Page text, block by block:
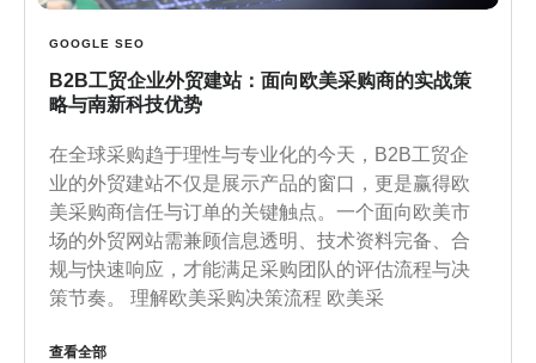
GOOGLE SEO
B2B工贸企业外贸建站：面向欧美采购商的实战策
略与南新科技优势
在全球采购趋于理性与专业化的今天，B2B工贸企
业的外贸建站不仅是展示产品的窗口，更是赢得欧
美采购商信任与订单的关键触点。一个面向欧美市
场的外贸网站需兼顾信息透明、技术资料完备、合
规与快速响应，才能满足采购团队的评估流程与决
策节奏。 理解欧美采购决策流程 欧美采
查看全部